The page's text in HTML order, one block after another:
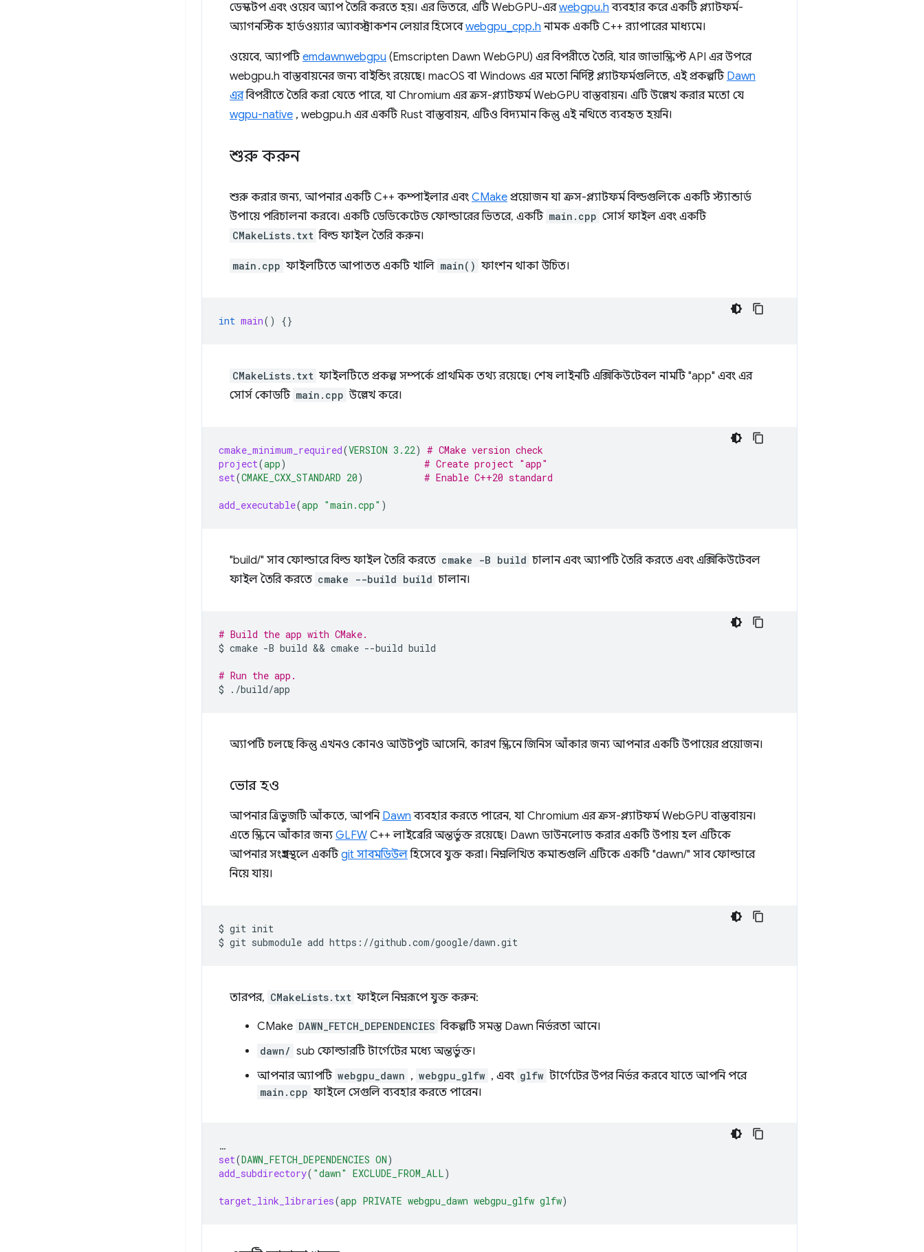
ডেস্কটপ এবং ওয়েব অ্যাপ তৈরি করতে হয়। এর ভিতরে, এটি WebGPU-এরwebgpu.h ব্যবহার করে একটি প্ল্যাটফর্ম-
অ্যাগনস্টিক হার্ডওয়্যার অ্যাবস্ট্রাকশন লেয়ার হিসেবেwebgpu_cpp.h নামক একটি C++ র‍্যাপারের মাধ্যমে।
ওয়েবে, অ্যাপটিemdawnwebgpu (Emscripten Dawn WebGPU) এর বিপরীতে তৈরি, যার জাভাস্ক্রিপ্ট API এর উপরে
webgpu.h বাস্তবায়নের জন্য বাইন্ডিং রয়েছে। macOS বা Windows এর মতো নির্দিষ্ট প্ল্যাটফর্মগুলিতে, এই প্রকল্পটি Dawn
এরবিপরীতে তৈরি করা যেতে পারে, যা Chromium এর ক্রস-প্ল্যাটফর্ম WebGPU বাস্তবায়ন। এটি উল্লেখ করার মতো যে
wgpu-native , webgpu.h এর একটি Rust বাস্তবায়ন, এটিও বিদ্যমান কিন্তু এই নথিতে ব্যবহৃত হয়নি।
শুরু করুন
শুরু করার জন্য, আপনার একটি C++ কম্পাইলার এবং CMake প্রয়োজন যা ক্রস-প্ল্যাটফর্ম বিল্ডগুলিকে একটি স্ট্যান্ডার্ড
উপায়ে পরিচালনা করবে। একটি ডেডিকেটেড ফোল্ডারের ভিতরে, একটি main.cpp সোর্স ফাইল এবং একটি
CMakeLists.txt বিল্ড ফাইল তৈরি করুন।
main.cpp ফাইলটিতে আপাতত একটি খালি main() ফাংশন থাকা উচিত।
int main() {}
CMakeLists.txt ফাইলটিতে প্রকল্প সম্পর্কে প্রাথমিক তথ্য রয়েছে। শেষ লাইনটি এক্সিকিউটেবল নামটি "app" এবং এর
সোর্স কোডটি main.cpp উল্লেখ করে।
cmake_minimum_required(VERSION 3.22) # CMake version check
project(app)
# Create project "app"
set(CMAKE_CXX_STANDARD 20) # Enable C++20 standard
add_executable(app "main.cpp" )
"build/" সাব ফোল্ডারে বিল্ড ফাইল তৈরি করতে cmake -B build চালান এবং অ্যাপটি তৈরি করতে এবং এক্সিকিউটেবল
ফাইল তৈরি করতে cmake --build build চালান।
# Build the app with CMake.
$ cmake -B build && cmake --build build
# Run the app.
$
অ্যাপটি চলছে কিন্তু এখনও কোনও আউটপুট আসেনি, কারণ স্ক্রিনে জিনিস আঁকার জন্য আপনার একটি উপায়ের প্রয়োজন।
ভোর হও
আপনার ত্রিভুজটি আঁকতে, আপনি Dawn ব্যবহার করতে পারেন, যা Chromium এর ক্রস-প্ল্যাটফর্ম WebGPU বাস্তবায়ন।
এতে স্ক্রিনে আঁকার জন্য GLFW C++ লাইব্রেরি অন্তর্ভুক্ত রয়েছে। Dawn ডাউনলোড করার একটি উপায় হল এটিকে
আপনার সংগ্রহস্থলে একটিgit সাবমডিউলহিসেবে যুক্ত করা। নিম্নলিখিত কমান্ডগুলি এটিকে একটি "dawn/" সাব ফোল্ডারে
নিয়ে যায়।
$ git init
$ git submodule add
তারপর, CMakeLists.txt ফাইলে নিম্নরূপে যুক্ত করুন:
CMake DAWN_FETCH_DEPENDENCIES বিকল্পটি সমস্ত Dawn নির্ভরতা আনে।
dawn/ sub ফোল্ডারটি টার্গেটের মধ্যে অন্তর্ভুক্ত।
আপনার অ্যাপটি webgpu_dawn , webgpu_glfw , এবং glfw টার্গেটের উপর নির্ভর করবে যাতে আপনি পরে
main.cpp ফাইলে সেগুলি ব্যবহার করতে পারেন।
…
set(DAWN_FETCH_DEPENDENCIES ON)
add_subdirectory( "dawn" EXCLUDE_FROM_ALL)
target_link_libraries(app PRIVATE webgpu_dawn webgpu_glfw glfw)